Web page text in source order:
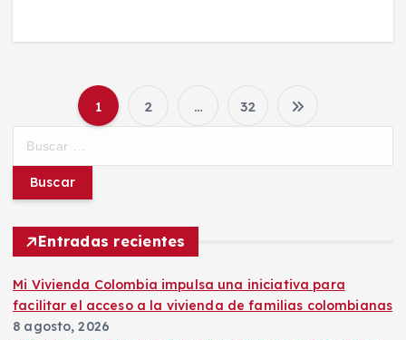
P
a
g
i
n
1 2 … 32
c
:
Entradas recientes
Mi Vivienda Colombia impulsa una iniciativa para
facilitar el acceso a la vivienda de familias colombianas
8 agosto, 2026